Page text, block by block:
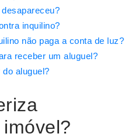
inquilino?
não paga a conta de luz?
receber um aluguel?
aluguel?